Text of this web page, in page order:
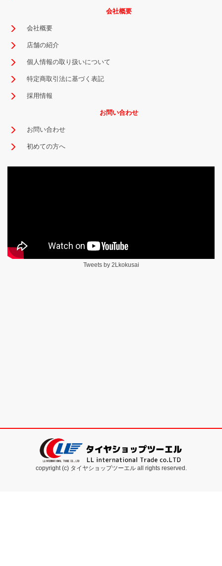
会社概要
会社概要
店舗の紹介
個人情報の取り扱いについて
特定商取引法に基づく表記
採用情報
お問い合わせ
お問い合わせ
初めての方へ
Tweets by 2Lkokusai
copyright (c) タイヤショップツーエル all rights reserved.